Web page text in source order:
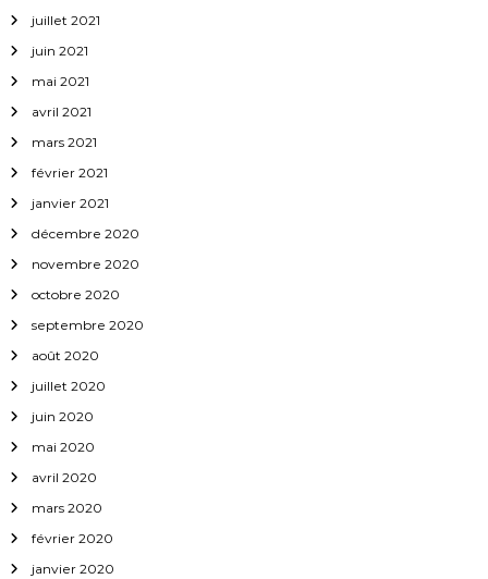
juillet 2021
juin 2021
mai 2021
avril 2021
mars 2021
février 2021
janvier 2021
décembre 2020
novembre 2020
octobre 2020
septembre 2020
août 2020
juillet 2020
juin 2020
mai 2020
avril 2020
mars 2020
février 2020
janvier 2020